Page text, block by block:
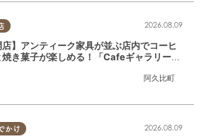
阿久比町
2026.08.09
店】アンティーク家具が並ぶ店内でコーヒ
焼き菓子が楽しめる！「CafeギャラリーA
かけ 2026.08.09